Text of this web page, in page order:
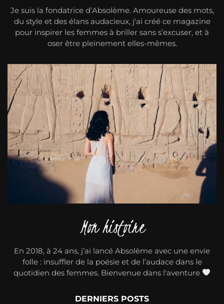
Je suis la fondatrice d’Absolème. Amoureuse des mots,
du style et des élans audacieux, j'ai créé ce magazine
pour inspirer les femmes à briller sans s’excuser, et à
oser être pleinement elles-mêmes.
Mon histoire
En 2018, à 24 ans, j’ai lancé Absolème avec une envie
folle : insuffler de la poésie et de l’audace dans le
quotidien des femmes. Bienvenue dans l'aventure
DERNIERS POSTS